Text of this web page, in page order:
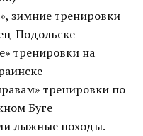
зимние тренировки
Подольске
тренировки на
тренировки по
Буге
лыжные походы.